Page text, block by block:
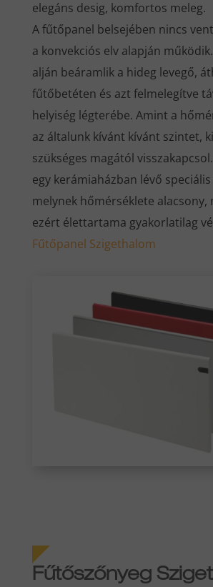
elegáns desig, komfortos meleg.
A fűtőpanel belsejében nincs
a konvekciós elv alapján
alján beáramlik a hideg levegő,
fűtőbetéten és azt felmelegítve
helyiség légterébe. Amint a
az általunk kívánt kívánt szintet,
szükséges magától
egy kerámiaházban lévő
melynek hőmérséklete alacsony,
ezért élettartama gyakorlatilag
Fűtőpanel Szigethalom
Fűtőszőnyeg